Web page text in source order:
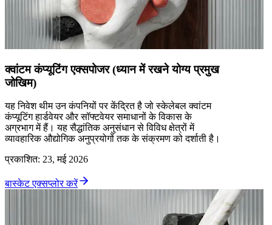
क्वांटम कंप्यूटिंग एक्सपोजर (ध्यान में रखने योग्य प्रमुख
जोखिम)
यह निवेश थीम उन कंपनियों पर केंद्रित है जो स्केलेबल क्वांटम
कंप्यूटिंग हार्डवेयर और सॉफ्टवेयर समाधानों के विकास के
अग्रभाग में हैं। यह सैद्धांतिक अनुसंधान से विविध क्षेत्रों में
व्यावहारिक औद्योगिक अनुप्रयोगों तक के संक्रमण को दर्शाती है।
प्रकाशित: 23, मई 2026
बास्केट एक्सप्लोर करें